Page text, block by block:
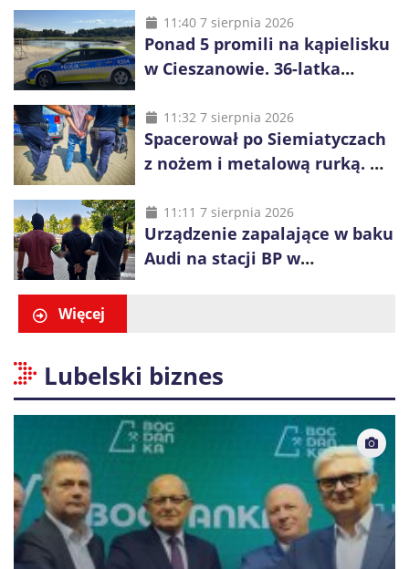
małoletnich
11:40 7 sierpnia 2026
Ponad 5 promili na kąpielisku
w Cieszanowie. 36-latka
z wody
11:32 7 sierpnia 2026
Spacerował po Siemiatyczach
z nożem i metalową rurką. W
alkohol i perfumy
11:11 7 sierpnia 2026
Urządzenie zapalające w baku
Audi na stacji BP w
Więcej
Lubelski biznes